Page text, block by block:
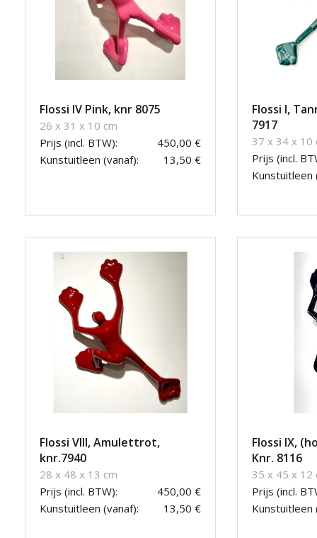
Flossi IV Pink, knr 8075
26 x 31 x 10 cm
Prijs (incl. BTW):
450,00 €
Kunstuitleen (vanaf):
13,50 €
Flossi I,
7917
37 x 34 x 10
Prijs (incl.
Kunstuitleen
Flossi VIII, Amulettrot,
knr.7940
28 x 48 x 13 cm
Prijs (incl. BTW):
450,00 €
Kunstuitleen (vanaf):
13,50 €
Flossi IX,
Knr. 8116
35 x 45 x 12
Prijs (incl.
Kunstuitleen